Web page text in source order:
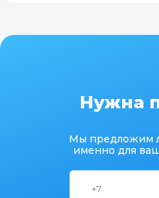
Нужна
Мы предложим
именно для